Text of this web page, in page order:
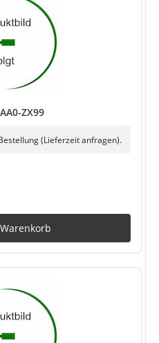
ZX99
(Lieferzeit anfragen).